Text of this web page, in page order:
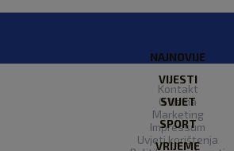
NAJNOVIJE
VIJESTI
SVIJET
SPORT
VRIJEME
Kontakt
O Nama
Marketing
Impressum
Uvjeti korištenja